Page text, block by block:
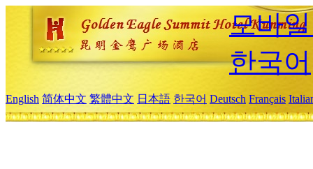
모바
한국어
English 简体中文 繁體中文 日本語 한국어 Deutsch Français